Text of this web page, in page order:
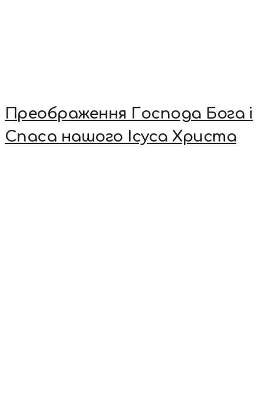
Преображення Господа Бога і
Спаса нашого Ісуса Христа